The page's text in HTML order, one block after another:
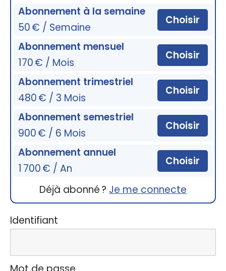
Abonnement à la semaine
50 € / Semaine
Choisir
Abonnement mensuel
170 € / Mois
Choisir
Abonnement trimestriel
480 € / 3 Mois
Choisir
Abonnement semestriel
900 € / 6 Mois
Choisir
Abonnement annuel
1 700 € / An
Choisir
Déjà abonné ? Je me connecte
Identifiant